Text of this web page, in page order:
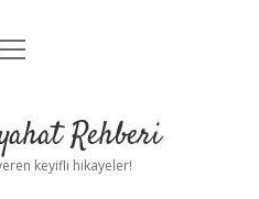
Uyarı
menüyü
Rehberi
keyifli hikayeler!